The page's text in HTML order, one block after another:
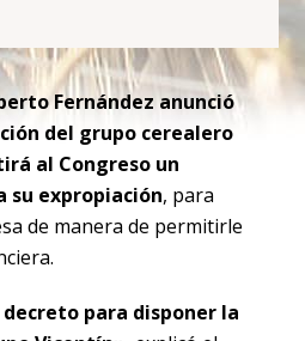
Fernández anunció
del grupo cerealero
al Congreso un
su expropiación, para
de manera de permitirle
para disponer la